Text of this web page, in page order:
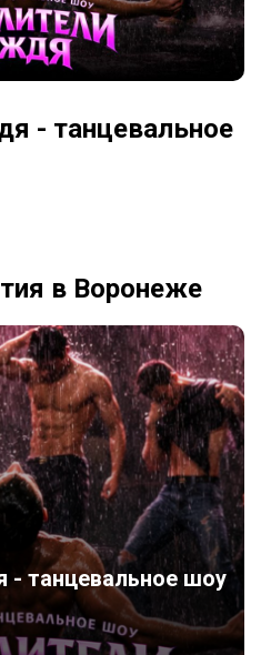
- танцевальное
в Воронеже
танцевальное шоу